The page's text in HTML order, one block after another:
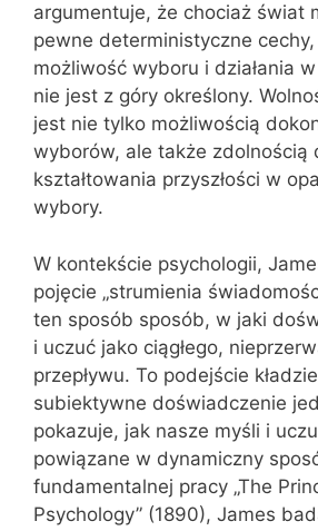
argumentuje, że chociaż świat
pewne deterministyczne
możliwość wyboru i działania
nie jest z góry określony.
jest nie tylko możliwością
wyborów, ale także zdolnością
kształtowania przyszłości w
wybory.
W kontekście psychologii,
pojęcie „strumienia
ten sposób sposób, w jaki
i uczuć jako ciągłego,
przepływu. To podejście
subiektywne doświadczenie
pokazuje, jak nasze myśli i
powiązane w dynamiczny
fundamentalnej pracy „The
Psychology” (1890), James